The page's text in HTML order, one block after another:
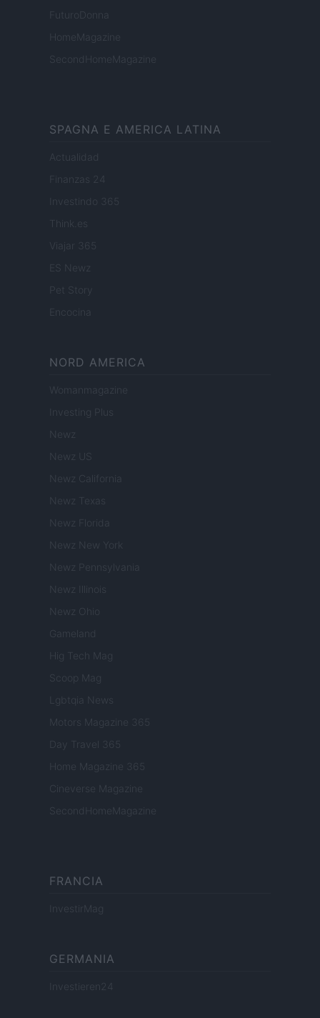
FuturoDonna
HomeMagazine
SecondHomeMagazine
SPAGNA E AMERICA LATINA
Actualidad
Finanzas 24
Investindo 365
Think.es
Viajar 365
ES Newz
Encocina
NORD AMERICA
Womanmagazine
Investing Plus
Newz
Newz US
Newz California
Newz Texas
Newz Florida
Newz New York
Newz Pennsylvania
Newz Illinois
Newz Ohio
Gameland
Hig Tech Mag
Scoop Mag
Lgbtqia News
Motors Magazine 365
Day Travel 365
Home Magazine 365
Cineverse Magazine
SecondHomeMagazine
FRANCIA
InvestirMag
GERMANIA
Investieren24